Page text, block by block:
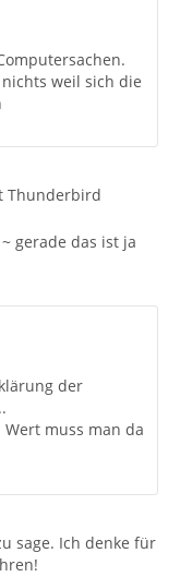
weil sich die
Thunderbird
gerade das ist ja
der
muss man da
sage. Ich denke für